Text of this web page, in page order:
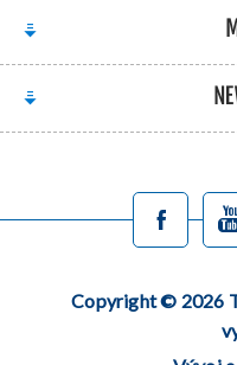
Copyright © 2026